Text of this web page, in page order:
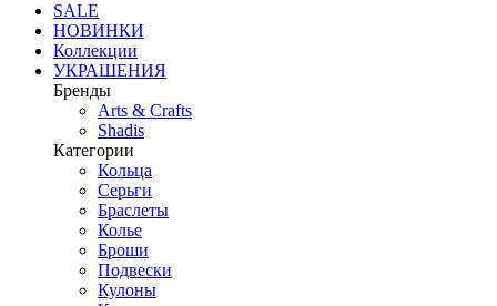
SALE
НОВИНКИ
Коллекции
УКРАШЕНИЯ
Бренды
Аrts & Сrafts
Shadis
Категории
Кольца
Серьги
Браслеты
Колье
Броши
Подвески
Кулоны